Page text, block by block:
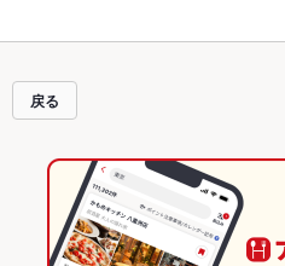
ます。ホットペッパーグルメなら、お
メニューや季節のおすすめ料理など、お
しの飲み会にも、会社の宴会にも、デー
トペッパーグルメをご利用ください。
戻る